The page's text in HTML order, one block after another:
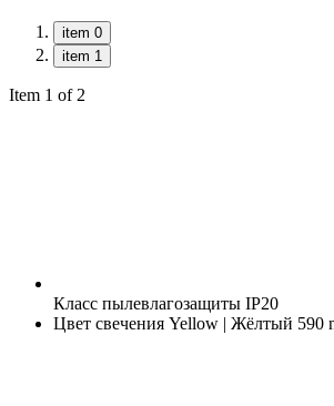
item 0
item 1
Item 1 of 2
Класс пылевлагозащиты IP20
Цвет свечения Yellow | Жёлтый 590